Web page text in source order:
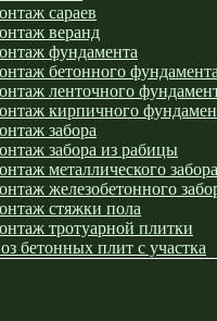
сараев
веранд
фундамента
бетонного
ленточного
кирпичного
забора
забора из рабицы
металлического забора
железобетонного
стяжки пола
тротуарной плитки
бетонных плит с участка